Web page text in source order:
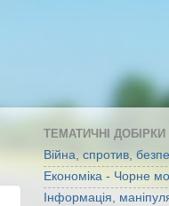
ТЕМАТИЧНІ ДОБІРКИ
Війна, спротив,
Економіка - Чорне
Інформація,